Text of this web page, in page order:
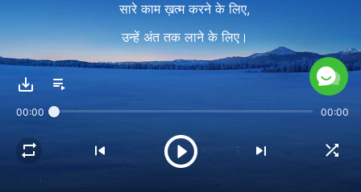
सारे काम ख़त्म करने के लिए,
उन्हें अंत तक लाने के लिए।
अगर एक भी वचन अनकहा रहा,
ख़त्म किया जाता है वचनों से।
00:00 00:00